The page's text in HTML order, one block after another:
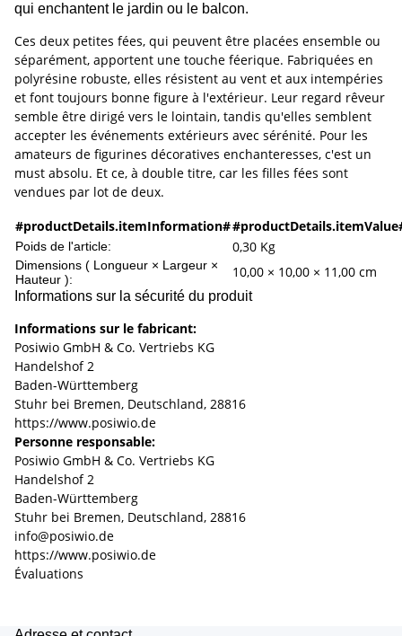
qui enchantent le jardin ou le balcon.
Ces deux petites fées, qui peuvent être placées ensemble ou
séparément, apportent une touche féerique. Fabriquées en
polyrésine robuste, elles résistent au vent et aux intempéries
et font toujours bonne figure à l'extérieur. Leur regard rêveur
semble être dirigé vers le lointain, tandis qu'elles semblent
accepter les événements extérieurs avec sérénité. Pour les
amateurs de figurines décoratives enchanteresses, c'est un
must absolu. Et ce, à double titre, car les filles fées sont
vendues par lot de deux.
#productDetails.itemInformation#
Poids de l'article: 0,30 Kg
Dimensions ( Longueur × Largeur ×
Hauteur ):
10,00 × 10,00 × 11,00 cm
Informations sur la sécurité du produit
Informations sur le fabricant:
Posiwio GmbH & Co. Vertriebs KG
Handelshof 2
Baden-Württemberg
Stuhr bei Bremen, Deutschland, 28816
https://www.posiwio.de
Personne responsable:
Posiwio GmbH & Co. Vertriebs KG
Handelshof 2
Baden-Württemberg
Stuhr bei Bremen, Deutschland, 28816
info@posiwio.de
https://www.posiwio.de
Évaluations